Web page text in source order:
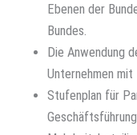
Ebenen der
Bundes.
Die Anwendung
Unternehmen mit
Stufenplan für